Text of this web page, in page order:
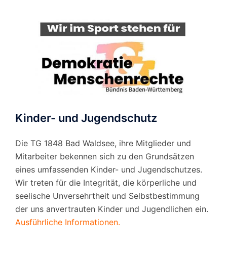
Kinder- und Jugendschutz
Die TG 1848 Bad Waldsee, ihre Mitglieder und
Mitarbeiter bekennen sich zu den Grundsätzen
eines umfassenden Kinder- und Jugendschutzes.
Wir treten für die Integrität, die körperliche und
seelische Unversehrtheit und Selbstbestimmung
der uns anvertrauten Kinder und Jugendlichen ein.
Ausführliche Informationen.